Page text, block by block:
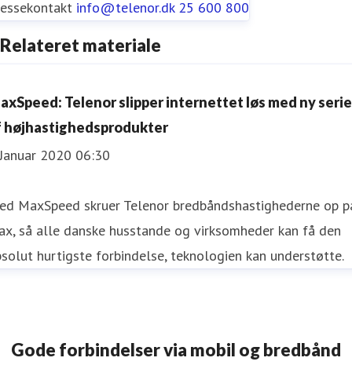
info@telenor.dk 25 600 800
Relateret materiale
Telenor slipper internettet løs med ny serie
højhastighedsprodukter
2020 06:30
MaxSpeed skruer Telenor bredbåndshastighederne op
så alle danske husstande og virksomheder kan få den
hurtigste forbindelse, teknologien kan understøtte.
Gode forbindelser via mobil og bredbånd